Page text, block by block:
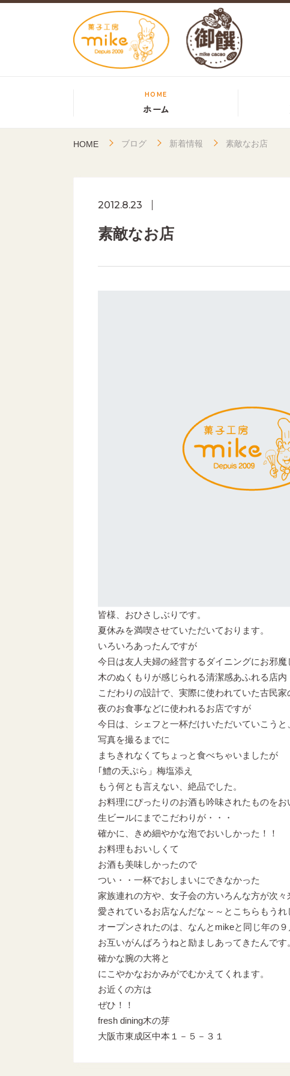
HOME
ホーム
HOME ブログ 新着情報 素敵なお店
2012.8.23
素敵なお店
皆様、おひさしぶりです。
夏休みを満喫させていただいております。
いろいろあったんですが
今日は友人夫婦の経営するダイニングにお邪魔
木のぬくもりが感じられる清潔感あふれる店内
こだわりの設計で、実際に使われていた古民家
夜のお食事などに使われるお店ですが
今日は、シェフと一杯だけいただいていこうと
写真を撮るまでに
まちきれなくてちょっと食べちゃいましたが
｢鱧の天ぷら」梅塩添え
もう何とも言えない、絶品でした。
お料理にぴったりのお酒も吟味されたものをお
生ビールにまでこだわりが・・・
確かに、きめ細やかな泡でおいしかった！！
お料理もおいしくて
お酒も美味しかったので
つい・・一杯でおしまいにできなかった
家族連れの方や、女子会の方いろんな方が次
愛されているお店なんだな～～とこちらもうれ
オープンされたのは、なんとmikeと同じ年の
お互いがんばろうねと励ましあってきたんです
確かな腕の大将と
にこやかなおかみがでむかえてくれます。
お近くの方は
ぜひ！！
fresh dining木の芽
大阪市東成区中本１－５－３１